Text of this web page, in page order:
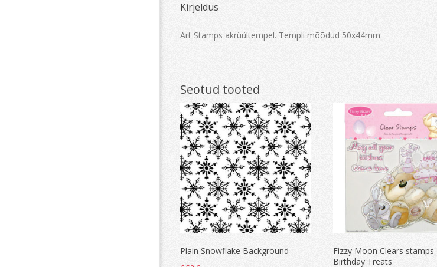
Kirjeldus
Art Stamps akrüültempel. Templi mõõdud 50x44mm.
Seotud tooted
Plain Snowflake Background
Fizzy Moon Clears stamps-
Birthday Treats